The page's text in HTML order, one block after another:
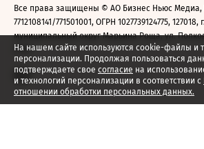
На нашем сайте используются cookie-файлы и
персонализации. Продолжая пользоваться
подтверждаете свое согласие на
и технологий персонализации в соответствии с
отношении обработки персональных данных.
Все права защищены © АО Бизнес Ньюс
7712108141/771501001, ОГРН 1027739124775,
муниципальный округ Марьина Роща, ул.
2026